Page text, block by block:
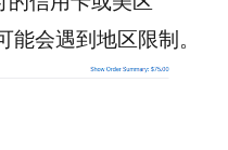
会遇到地区限制。